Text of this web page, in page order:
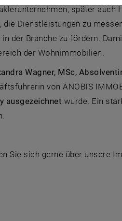
später auch
Dienstleistungen zu
der Branche zu fördern.
der Wohnimmobilien.
Wagner, MSc,
von ANOBIS
ausgezeichnet wurde. Ein
Sie sich gerne über unsere